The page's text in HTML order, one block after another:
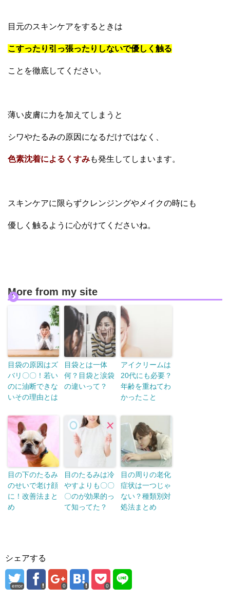
目元のスキンケアをするときは
こすったり引っ張ったりしないで優しく触る
ことを徹底してください。
薄い皮膚に力を加えてしまうと
シワやたるみの原因になるだけではなく、
色素沈着によるくすみも発生してしまいます。
スキンケアに限らずクレンジングやメイクの時にも
優しく触るように心がけてくださいね。
More from my site
目袋の原因はズ
バリ〇〇！若い
のに油断できな
いその理由とは
目袋とは一体
何？目袋と涙袋
の違いって？
アイクリームは
20代にも必要？
年齢を重ねてわ
かったこと
目の下のたるみ
のせいで老け顔
に！改善法まと
め
目のたるみは冷
やすよりも〇〇
〇のが効果的っ
て知ってた？
目の周りの老化
症状は一つじゃ
ない？種類別対
処法まとめ
シェアする
error 0 0